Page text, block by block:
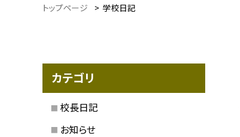
トップページ > 学校日記
カテゴリ
校長日記
お知らせ